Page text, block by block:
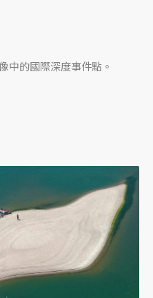
中的國際深度事件點。